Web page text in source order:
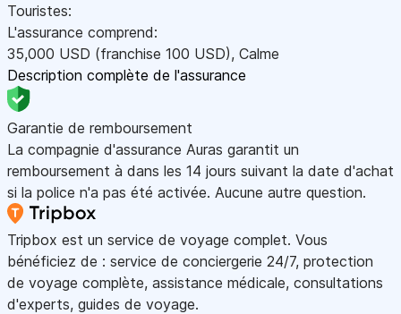
Touristes:
L'assurance comprend:
35,000 USD (franchise 100 USD), Calme
Description complète de l'assurance
Garantie de remboursement
La compagnie d'assurance Auras garantit un
remboursement à dans les 14 jours suivant la date d'achat
si la police n'a pas été activée. Aucune autre question.
Tripbox est un service de voyage complet. Vous
bénéficiez de : service de conciergerie 24/7, protection
de voyage complète, assistance médicale, consultations
d'experts, guides de voyage.